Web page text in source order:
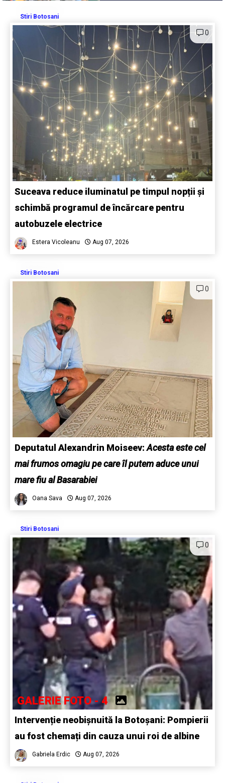
Stiri Botosani
0
Suceava reduce iluminatul pe timpul nopții și
schimbă programul de încărcare pentru
autobuzele electrice
Estera Vicoleanu Aug 07, 2026
Stiri Botosani
0
Deputatul Alexandrin Moiseev:Acesta este cel
mai frumos omagiu pe care îl putem aduce unui
mare fiu al Basarabiei
Oana Sava Aug 07, 2026
Stiri Botosani
0
GALERIE FOTO - 4
Intervenție neobișnuită la Botoșani: Pompierii
au fost chemați din cauza unui roi de albine
Gabriela Erdic Aug 07, 2026